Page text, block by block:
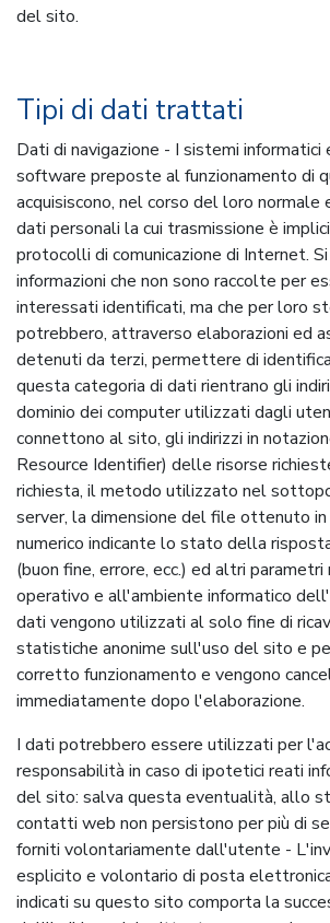
del sito.
Tipi di dati trattati
Dati di navigazione - I sistemi informatici
software preposte al funzionamento di
acquisiscono, nel corso del loro normale
dati personali la cui trasmissione è
protocolli di comunicazione di Internet.
informazioni che non sono raccolte per
interessati identificati, ma che per loro
potrebbero, attraverso elaborazioni ed
detenuti da terzi, permettere di
questa categoria di dati rientrano gli
dominio dei computer utilizzati dagli
connettono al sito, gli indirizzi in
Resource Identifier) delle risorse
richiesta, il metodo utilizzato nel
server, la dimensione del file ottenuto
numerico indicante lo stato della
(buon fine, errore, ecc.) ed altri
operativo e all'ambiente informatico
dati vengono utilizzati al solo fine di
statistiche anonime sull'uso del sito e
corretto funzionamento e vengono
immediatamente dopo l'elaborazione.
I dati potrebbero essere utilizzati per
responsabilità in caso di ipotetici reati
del sito: salva questa eventualità, allo
contatti web non persistono per più di
forniti volontariamente dall'utente -
esplicito e volontario di posta
indicati su questo sito comporta la